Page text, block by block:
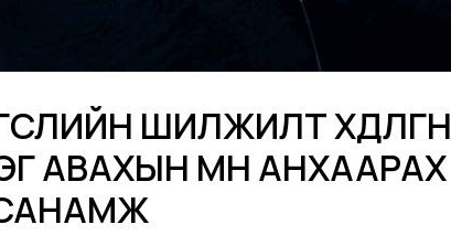
ШИЛЖИЛТ ХӨДӨЛГӨӨН
АВАХЫН ӨМНӨ АНХААРАХ